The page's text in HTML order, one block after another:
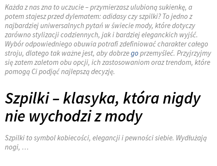
Każda z nas zna to uczucie – przymierzasz ulubioną sukienkę, a
potem stajesz przed dylematem: adidasy czy szpilki? To jedno z
najbardziej uniwersalnych pytań w świecie mody, które dotyczy
zarówno stylizacji codziennych, jak i bardziej eleganckich wyjść.
Wybór odpowiedniego obuwia potrafi zdefiniować charakter całego
stroju, dlatego tak ważne jest, aby dobrzego przemyśleć. Przyjrzyjmy
się zatem zaletom obu opcji, ich zastosowaniom oraz trendom, które
pomogą Ci podjąć najlepszą decyzję.
Szpilki – klasyka, która nigdy
nie wychodzi z mody
Szpilki to symbol kobiecości, elegancji i pewności siebie. Wydłużają
nogi, …